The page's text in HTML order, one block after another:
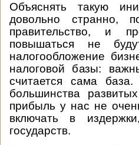
Объяснять такую
довольно странно,
правительство, и
повышаться не
налогообложение
налоговой базы:
считается сама
большинства
прибыль у нас не
включать в
государств.